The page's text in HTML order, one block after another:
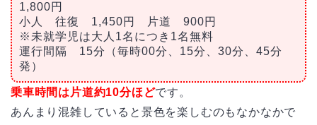
1,800円
小人 往復 1,450円 片道 900円
※未就学児は大人1名につき1名無料
運行間隔 15分（毎時00分、15分、30分、45分
発）
乗車時間は片道約10分ほどです。
あんまり混雑していると景色を楽しむのもなかなかで